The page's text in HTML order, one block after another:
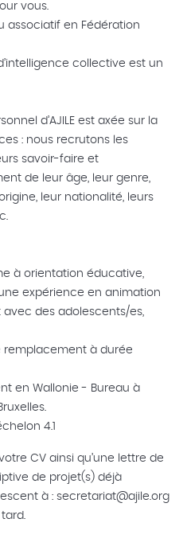
vous.
associatif en Fédération
collective est un
d’AJILE est axée sur la
: nous recrutons les
savoir-faire et
de leur âge, leur genre,
leur nationalité, leurs
à orientation éducative,
expérience en animation
des adolescents/es,
remplacement à durée
en Wallonie - Bureau à
4.1
CV ainsi qu’une lettre de
de projet(s) déjà
à : secretariat@ajile.org